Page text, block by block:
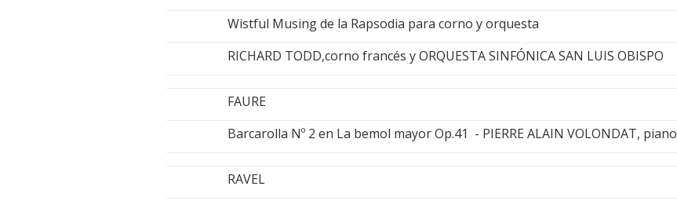
Wistful Musing de la Rapsodia para corno y orquesta
RICHARD TODD,corno francés y ORQUESTA SINFÓNICA SAN LUIS OBISPO
FAURE
Barcarolla Nº 2 en La bemol mayor Op.41 - PIERRE ALAIN VOLONDAT, piano
RAVEL